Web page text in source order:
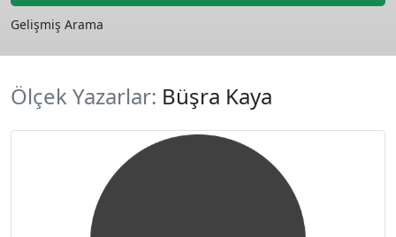
Gelişmiş Arama
Ölçek Yazarlar: Büşra Kaya